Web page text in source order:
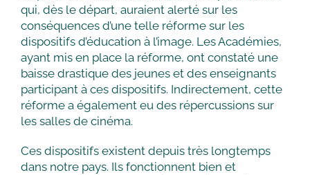
qui, dès le départ, auraient alerté sur les
conséquences d’une telle réforme sur les
dispositifs d’éducation à l’image. Les Académies,
ayant mis en place la réforme, ont constaté une
baisse drastique des jeunes et des enseignants
participant à ces dispositifs. Indirectement, cette
réforme a également eu des répercussions sur
les salles de cinéma.
Ces dispositifs existent depuis très longtemps
dans notre pays. Ils fonctionnent bien et